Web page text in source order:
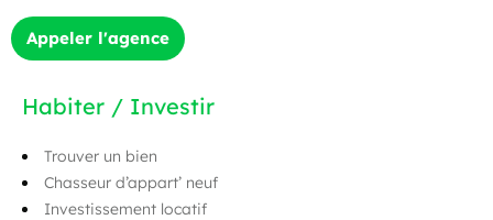
Appeler l'agence
Habiter / Investir
Trouver un bien
Chasseur d’appart’ neuf
Investissement locatif